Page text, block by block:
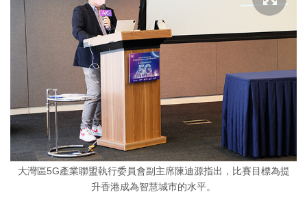
大灣區5G產業聯盟執行委員會副主席陳迪源指出，比賽目標為提
升香港成為智慧城市的水平。